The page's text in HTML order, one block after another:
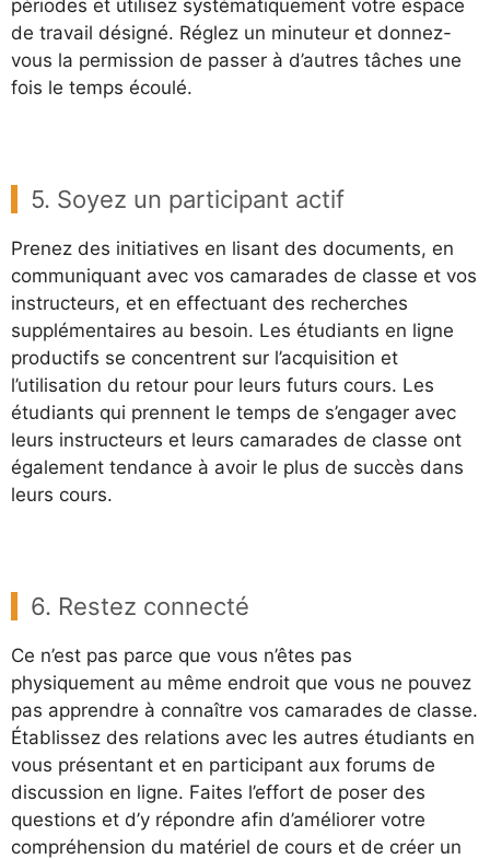
périodes et utilisez systématiquement votre espace
de travail désigné. Réglez un minuteur et donnez-
vous la permission de passer à d’autres tâches une
fois le temps écoulé.
5. Soyez un participant actif
Prenez des initiatives en lisant des documents, en
communiquant avec vos camarades de classe et vos
instructeurs, et en effectuant des recherches
supplémentaires au besoin. Les étudiants en ligne
productifs se concentrent sur l’acquisition et
l’utilisation du retour pour leurs futurs cours. Les
étudiants qui prennent le temps de s’engager avec
leurs instructeurs et leurs camarades de classe ont
également tendance à avoir le plus de succès dans
leurs cours.
6. Restez connecté
Ce n’est pas parce que vous n’êtes pas
physiquement au même endroit que vous ne pouvez
pas apprendre à connaître vos camarades de classe.
Établissez des relations avec les autres étudiants en
vous présentant et en participant aux forums de
discussion en ligne. Faites l’effort de poser des
questions et d’y répondre afin d’améliorer votre
compréhension du matériel de cours et de créer un